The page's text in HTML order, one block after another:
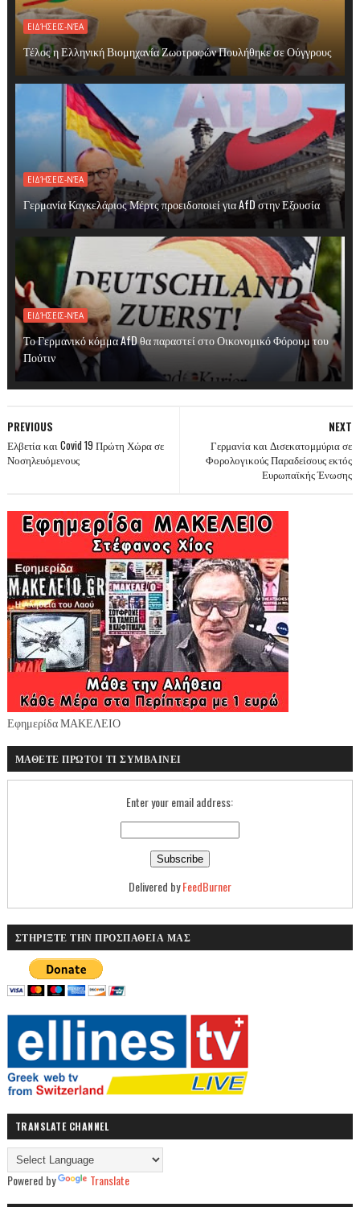
ΕΙΔΉΣΕΙΣ-ΝΈΑ
Τέλος η Ελληνική Βιομηχανία Ζωοτροφών Πουλήθηκε σε Ούγγρους
ΕΙΔΉΣΕΙΣ-ΝΈΑ
Γερμανία Καγκελάριος Μέρτς προειδοποιεί για AfD στην Εξουσία
ΕΙΔΉΣΕΙΣ-ΝΈΑ
Το Γερμανικό κόμμα AfD θα παραστεί στο Οικονομικό Φόρουμ του
Πούτιν
NEXT
Γερμανία και Δισεκατομμύρια σε
Φορολογικούς Παραδείσους εκτός
Ευρωπαϊκής Ένωσης
PREVIOUS
Ελβετία και Covid 19 Πρώτη Χώρα σε
Νοσηλευόμενους
Εφημερίδα ΜΑΚΕΛΕΙΟ
ΜΑΘΕΤΕ ΠΡΩΤΟΙ ΤΙ ΣΥΜΒΑΙΝΕΙ
Enter your email address:
Delivered byFeedBurner
ΣΤΗΡΙΞΤΕ ΤΗΝ ΠΡΟΣΠΑΘΕΙΑ ΜΑΣ
TRANSLATE CHANNEL
Powered by Translate